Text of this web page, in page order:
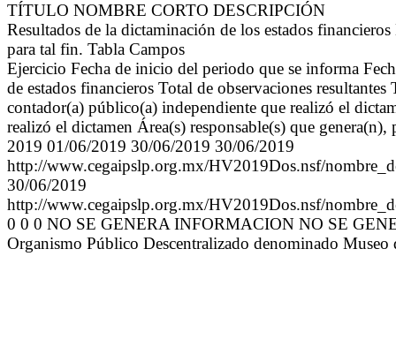
TÍTULO NOMBRE CORTO DESCRIPCIÓN
Resultados de la dictaminación de los estados
para tal fin. Tabla Campos
Ejercicio Fecha de inicio del periodo que se informa
de estados financieros Total de observaciones
contador(a) público(a) independiente que realizó el
realizó el dictamen Área(s) responsable(s) que
2019 01/06/2019 30/06/2019 30/06/2019
http://www.cegaipslp.org.mx/HV2019Dos.nsf/
30/06/2019
http://www.cegaipslp.org.mx/HV2019Dos.nsf/
0 0 0 NO SE GENERA INFORMACION NO SE
Organismo Público Descentralizado denominado Museo